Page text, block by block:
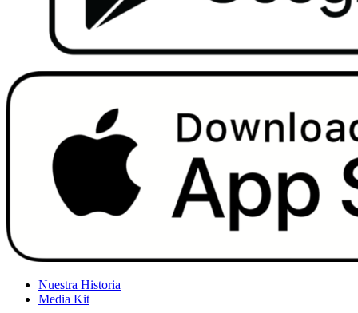
Nuestra Historia
Media Kit